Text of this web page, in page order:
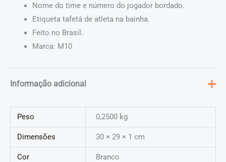
Nome do time e número do jogador bordado.
Etiqueta tafetá de atleta na bainha.
Feito no Brasil.
Marca: M10
Informação adicional
Peso 0,2500 kg
Dimensões 30 × 29 × 1 cm
Cor Branco